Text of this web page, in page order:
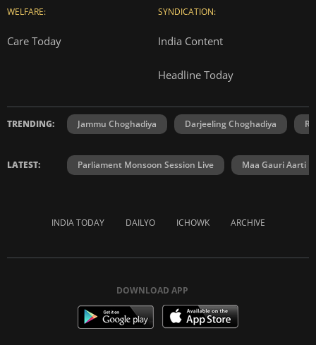
WELFARE:
Care Today
SYNDICATION:
India Content
Headline Today
TRENDING: Jammu Choghadiya Darjeeling Choghadiya
LATEST: Parliament Monsoon Session Live Maa Gauri Aarti
INDIA TODAY DAILYO ICHOWK ARCHIVE
DOWNLOAD APP